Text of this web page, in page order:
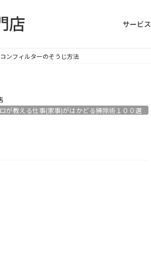
店 サービス
ンフィルターのそうじ方法
が教える仕事(家事)がはかどる掃除術１００選